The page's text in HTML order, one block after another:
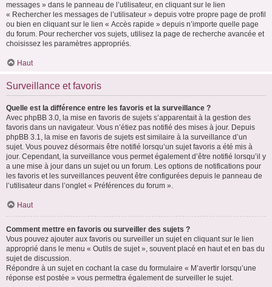
messages » dans le panneau de l’utilisateur, en cliquant sur le lien
« Rechercher les messages de l’utilisateur » depuis votre propre page de profil
ou bien en cliquant sur le lien « Accès rapide » depuis n’importe quelle page
du forum. Pour rechercher vos sujets, utilisez la page de recherche avancée et
choisissez les paramètres appropriés.
Haut
Surveillance et favoris
Quelle est la différence entre les favoris et la surveillance ?
Avec phpBB 3.0, la mise en favoris de sujets s’apparentait à la gestion des
favoris dans un navigateur. Vous n’étiez pas notifié des mises à jour. Depuis
phpBB 3.1, la mise en favoris de sujets est similaire à la surveillance d’un
sujet. Vous pouvez désormais être notifié lorsqu’un sujet favoris a été mis à
jour. Cependant, la surveillance vous permet également d’être notifié lorsqu’il y
a une mise à jour dans un sujet ou un forum. Les options de notifications pour
les favoris et les surveillances peuvent être configurées depuis le panneau de
l’utilisateur dans l’onglet « Préférences du forum ».
Haut
Comment mettre en favoris ou surveiller des sujets ?
Vous pouvez ajouter aux favoris ou surveiller un sujet en cliquant sur le lien
approprié dans le menu « Outils de sujet », souvent placé en haut et en bas du
sujet de discussion.
Répondre à un sujet en cochant la case du formulaire « M’avertir lorsqu’une
réponse est postée » vous permettra également de surveiller le sujet.